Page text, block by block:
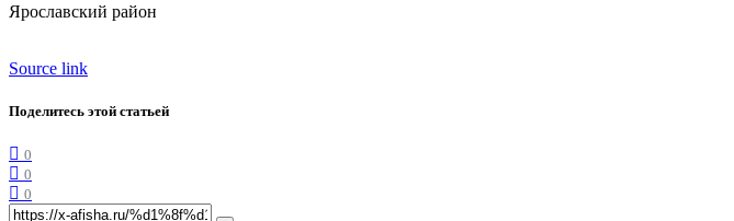
Ярославский район
Source link
Поделитесь этой статьей
0
0
0